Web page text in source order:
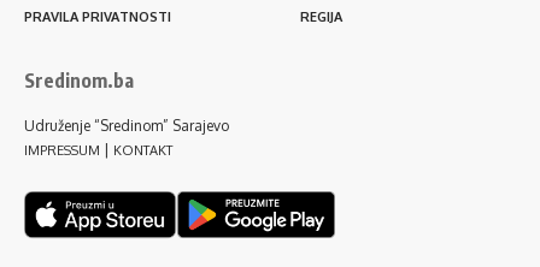
PRAVILA PRIVATNOSTI REGIJA
Sredinom.ba
Udruženje “Sredinom” Sarajevo
IMPRESSUM KONTAKT